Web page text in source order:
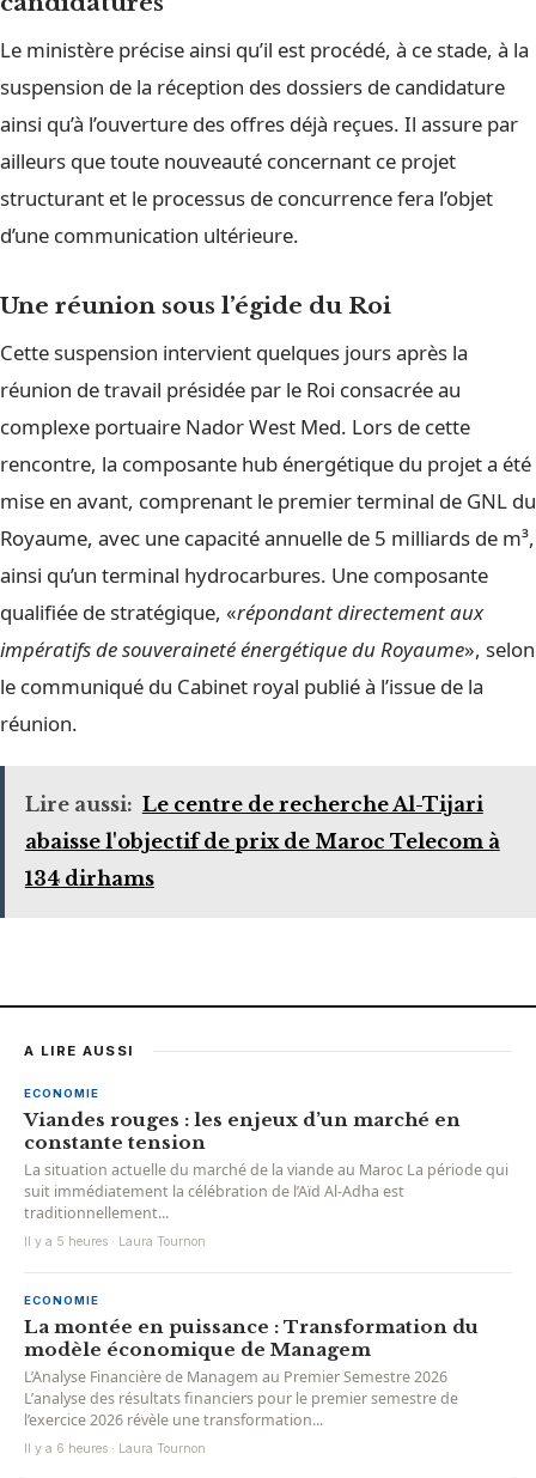
Le ministère précise ainsi qu’il est procédé, à ce stade, à la
suspension de la réception des dossiers de candidature
ainsi qu’à l’ouverture des offres déjà reçues. Il assure par
ailleurs que toute nouveauté concernant ce projet
structurant et le processus de concurrence fera l’objet
d’une communication ultérieure.
Une réunion sous l’égide du Roi
Cette suspension intervient quelques jours après la
réunion de travail présidée par le Roi consacrée au
complexe portuaire Nador West Med. Lors de cette
rencontre, la composante hub énergétique du projet a été
mise en avant, comprenant le premier terminal de GNL du
Royaume, avec une capacité annuelle de 5 milliards de m³,
ainsi qu’un terminal hydrocarbures. Une composante
qualifiée de stratégique, «répondant directement aux
impératifs de souveraineté énergétique du Royaume», selon
le communiqué du Cabinet royal publié à l’issue de la
réunion.
Lire aussi: Le centre de recherche Al-Tijari
abaisse l'objectif de prix de Maroc Telecom à
134 dirhams
A LIRE AUSSI
ECONOMIE
Viandes rouges : les enjeux d’un marché en
constante tension
La situation actuelle du marché de la viande au Maroc La période qui
suit immédiatement la célébration de l’Aïd Al-Adha est
traditionnellement...
Il y a 5 heures · Laura Tournon
ECONOMIE
La montée en puissance : Transformation du
modèle économique de Managem
L’Analyse Financière de Managem au Premier Semestre 2026
L’analyse des résultats financiers pour le premier semestre de
l’exercice 2026 révèle une transformation...
Il y a 6 heures · Laura Tournon